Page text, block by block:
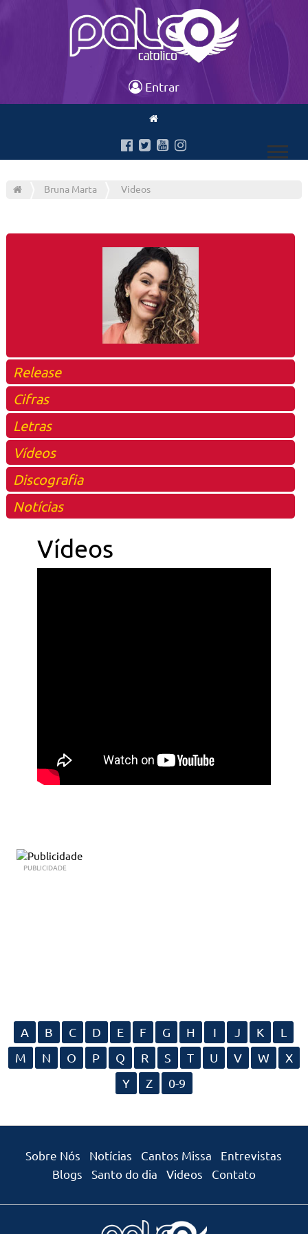
Entrar
Bruna Marta Videos
Release
Cifras
Letras
Vídeos
Discografia
Notícias
Vídeos
PUBLICIDADE
A B C D E F G H I J K
L
M
N O P Q R S T U V W
X
Y
Z 0-9
Sobre Nós Notícias Cantos Missa
Entrevistas
Blogs
Santo do dia Videos Contato